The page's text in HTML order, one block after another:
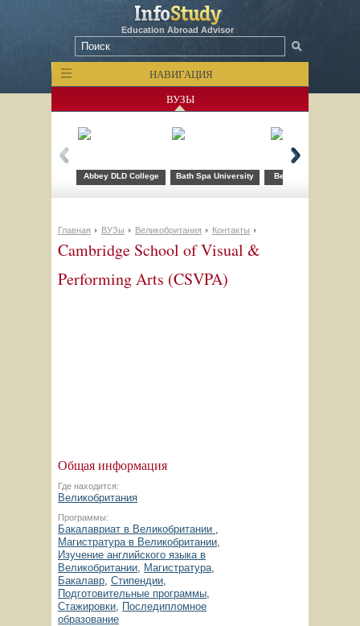
Education Abroad Advisor
НАВИГАЦИЯ
ВУЗЫ
Abbey DLD College Bath Spa University Bellerbys College
Главная ВУЗы Великобритания Контакты
Cambridge School of Visual &
Performing Arts (CSVPA)
Общая информация
Где находится:
Великобритания
Программы:
Бакалавриат в Великобритании ,
Магистратура в Великобритании,
Изучение английского языка в
Великобритании, Магистратура,
Бакалавр, Стипендии,
Подготовительные программы,
Стажировки, Последипломное
образование